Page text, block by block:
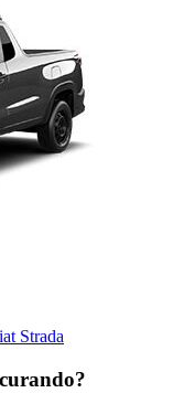
Strada